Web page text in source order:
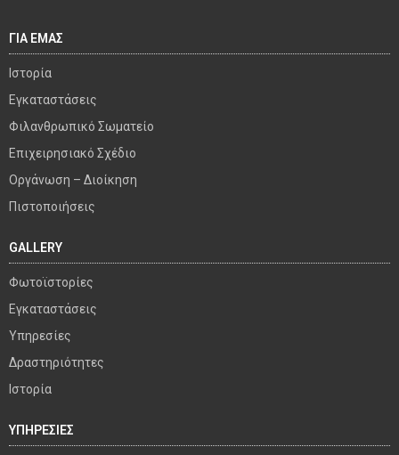
ΓΙΑ ΕΜΑΣ
Ιστορία
Εγκαταστάσεις
Φιλανθρωπικό Σωματείο
Επιχειρησιακό Σχέδιο
Οργάνωση – Διοίκηση
Πιστοποιήσεις
GALLERY
Φωτοϊστορίες
Εγκαταστάσεις
Υπηρεσίες
Δραστηριότητες
Ιστορία
ΥΠΗΡΕΣΙΕΣ